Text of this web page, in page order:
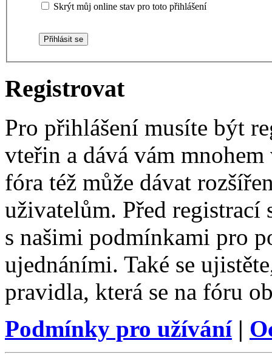
Skrýt můj online stav pro toto přihlášení
Registrovat
Pro přihlášení musíte být
vteřin a dává vám
fóra též může dávat
uživatelům. Před registrací
s našimi podmínkami pro
ujednáními. Také se
pravidla, která se na fóru
Podmínky pro užívání|